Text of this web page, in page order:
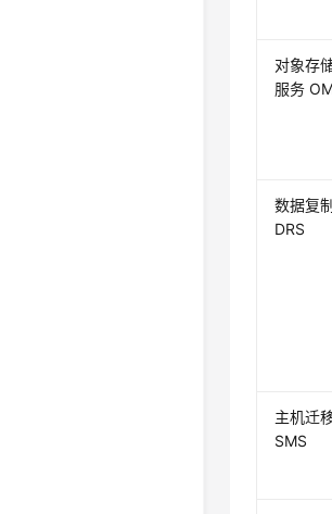
对象存
服务
数据复
DRS
主机迁
SMS